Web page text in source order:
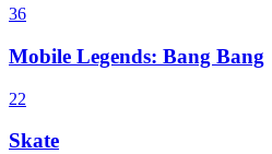
36
Mobile Legends: Bang Bang
22
Skate